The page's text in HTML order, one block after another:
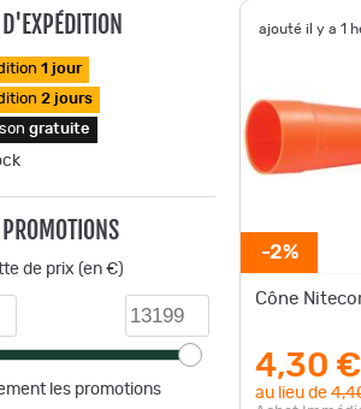
1 jour
2 jours
gratuite
de prix (en €)
les promotions
ajouté il y a 1
-2%
Cône
4,30 €
au lieu de